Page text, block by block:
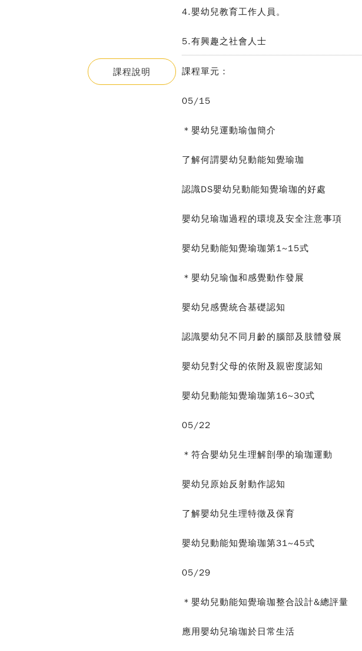
4.嬰幼兒教育工作人員。
5.有興趣之社會人士
課程說明 課程單元：
05/15
＊嬰幼兒運動瑜伽簡介
了解何謂嬰幼兒動能知覺瑜珈
認識DS嬰幼兒動能知覺瑜珈的好處
嬰幼兒瑜珈過程的環境及安全注意事項
嬰幼兒動能知覺瑜珈第1~15式
＊嬰幼兒瑜伽和感覺動作發展
嬰幼兒感覺統合基礎認知
認識嬰幼兒不同月齡的腦部及肢體發展
嬰幼兒對父母的依附及親密度認知
嬰幼兒動能知覺瑜珈第16~30式
05/22
＊符合嬰幼兒生理解剖學的瑜珈運動
嬰幼兒原始反射動作認知
了解嬰幼兒生理特徵及保育
嬰幼兒動能知覺瑜珈第31~45式
05/29
＊嬰幼兒動能知覺瑜珈整合設計&總評量
應用嬰幼兒瑜珈於日常生活